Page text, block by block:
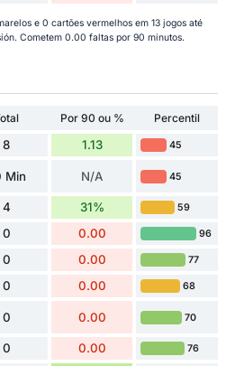
e 0 cartões vermelhos em 13 jogos até
Cometem 0.00 faltas por 90 minutos.
Por 90 ou %
Percentil
8 1.13 45
Min N/A 45
4 31% 59
0 0.00 96
0 0.00 77
0 0.00 68
0 0.00 70
0 0.00 76